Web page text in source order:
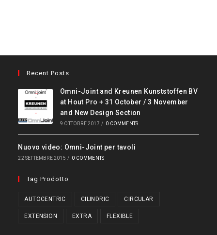
Recent Posts
Omni-Joint and Kreunen Kunststoffen BV
at Hout Pro + 31 October / 3 November
and New Design Section
9 OTTOBRE 2017 / 0 COMMENTS
Nuovo video: Omni-Joint per tavoli
22 SETTEMBRE 2015 / 0 COMMENTS
Tag Prodotto
AUTOCENTRIC CILINDRIC CIRCULAR
EXTENSION EXTRA FLEXIBLE